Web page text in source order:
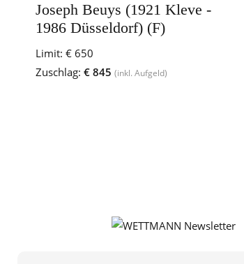
Joseph Beuys (1921 Kleve -
1986 Düsseldorf) (F)
Limit: € 650
Zuschlag: € 845 (inkl. Aufgeld)